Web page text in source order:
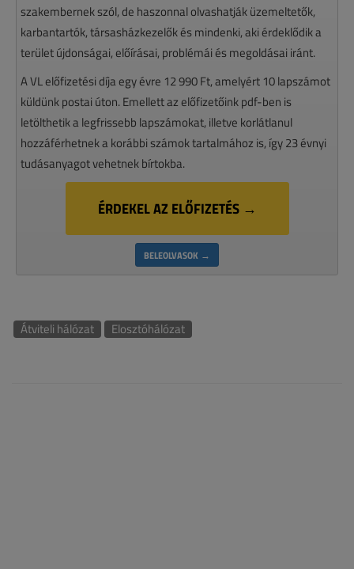
szakembernek szól, de haszonnal olvashatják üzemeltetők,
karbantartók, társasházkezelők és mindenki, aki érdeklődik a
terület újdonságai, előírásai, problémái és megoldásai iránt.
A VL előfizetési díja egy évre 12 990 Ft, amelyért 10 lapszámot
küldünk postai úton. Emellett az előfizetőink pdf-ben is
letölthetik a legfrissebb lapszámokat, illetve korlátlanul
hozzáférhetnek a korábbi számok tartalmához is, így 23 évnyi
tudásanyagot vehetnek bírtokba.
ÉRDEKEL AZ ELŐFIZETÉS →
BELEOLVASOK →
Átviteli hálózat Elosztóhálózat